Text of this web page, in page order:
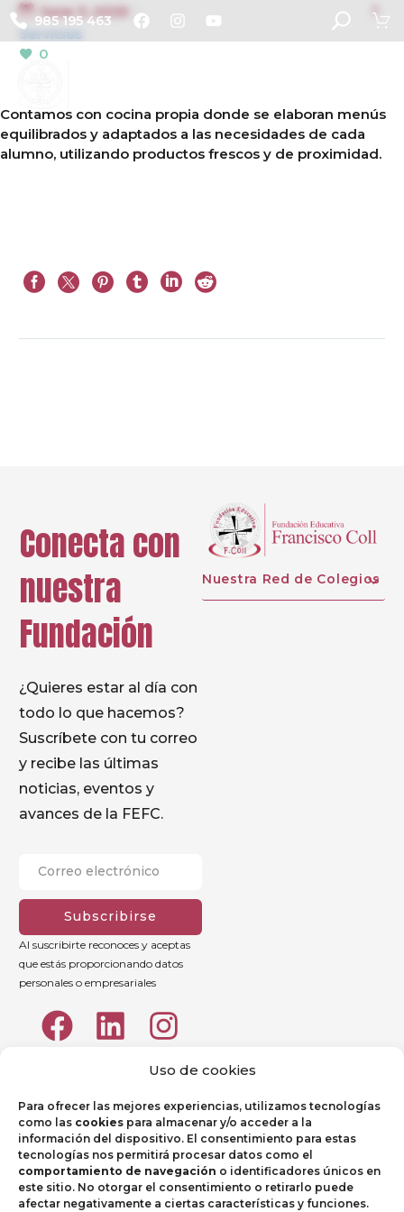
Uso de cookies
Para ofrecer las mejores experiencias, utilizamos tecnologías
como las cookies para almacenar y/o acceder a la
información del dispositivo. El consentimiento para estas
tecnologías nos permitirá procesar datos como el
comportamiento de navegación o identificadores únicos en
este sitio. No otorgar el consentimiento o retirarlo puede
afectar negativamente a ciertas características y funciones.
985 195 463 
June 3, 2025
Servicios
0
Contamos con cocina propia donde se elaboran menús
equilibrados y adaptados a las necesidades de cada
alumno, utilizando productos frescos y de proximidad.
Conecta con
nuestra
Fundación
¿Quieres estar al día con
todo lo que hacemos?
Suscríbete con tu correo
y recibe las últimas
noticias, eventos y
avances de la FEFC.
Subscribirse
Al suscribirte reconoces y aceptas
que estás proporcionando datos
personales o empresariales
Nuestra Red de Colegios